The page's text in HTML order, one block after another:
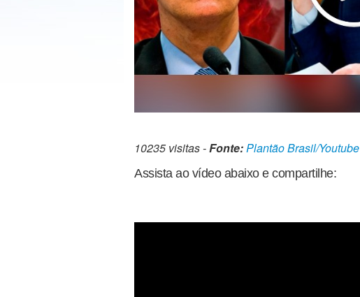
10235 visitas -Fonte:Plantão Brasil/Youtube
Assista ao vídeo abaixo e compartilhe: